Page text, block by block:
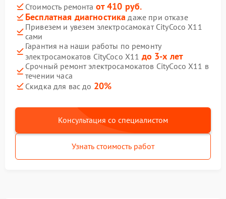
Стоимость ремонта от 410 руб.
Бесплатная диагностика даже при отказе
Привезем и увезем электросамокат CityCoco X11
сами
Гарантия на наши работы по ремонту
электросамокатов CityCoco X11 до 3-х лет
Срочный ремонт электросамокатов CityCoco X11 в
течении часа
Скидка для вас до 20%
Консультация со специалистом
Узнать стоимость работ